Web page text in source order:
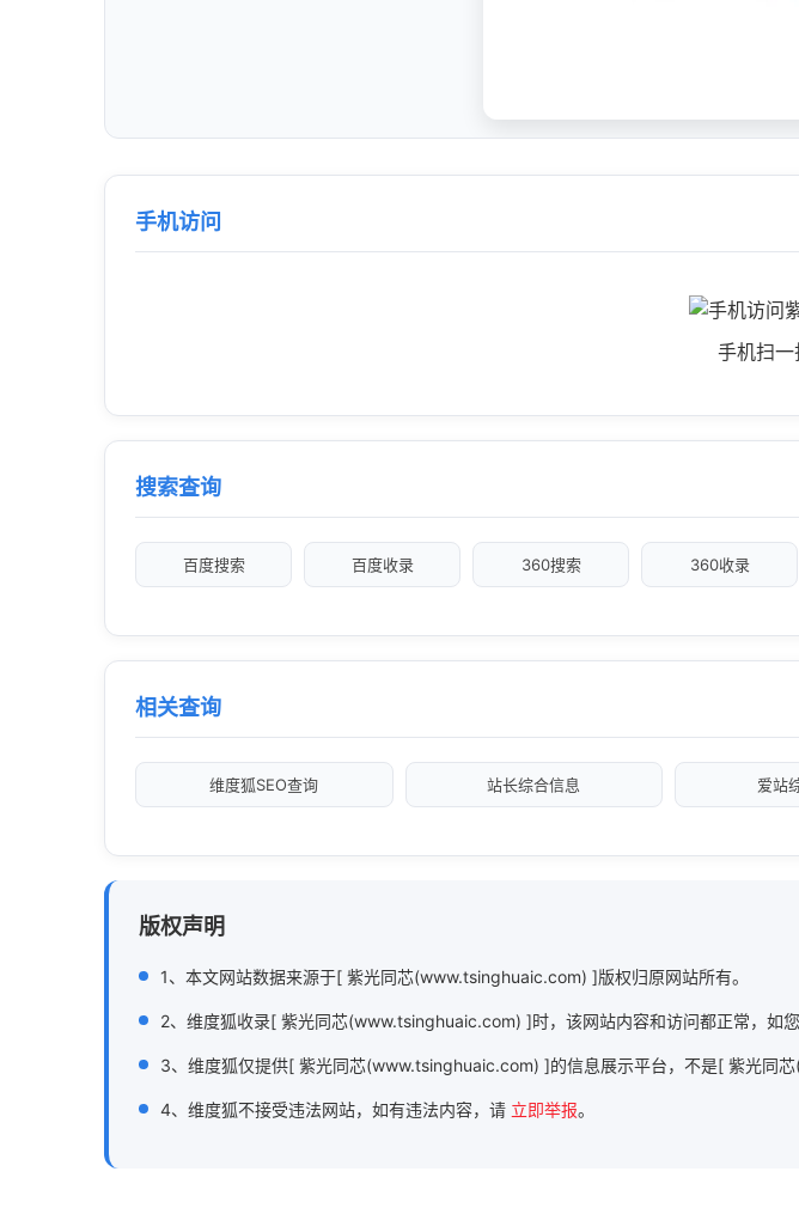
手机访问
手机扫一
搜索查询
百度搜索 百度收录 360搜索 360收录
相关查询
维度狐SEO查询 站长综合信息 爱站
版权声明
1、本文网站数据来源于[ 紫光同芯(www.tsinghuaic.com) ]版权归原网站所有。
2、维度狐收录[ 紫光同芯(www.tsinghuaic.com) ]时，该网站内容和访问都正常，如
3、维度狐仅提供[ 紫光同芯(www.tsinghuaic.com) ]的信息展示平台，不是[ 紫光同
4、维度狐不接受违法网站，如有违法内容，请 立即举报。